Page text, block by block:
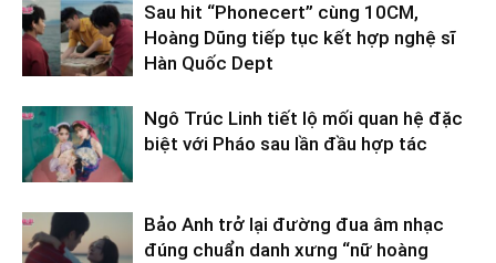
Sau hit “Phonecert” cùng 10CM,
Hoàng Dũng tiếp tục kết hợp nghệ sĩ
Hàn Quốc Dept
Ngô Trúc Linh tiết lộ mối quan hệ đặc
biệt với Pháo sau lần đầu hợp tác
Bảo Anh trở lại đường đua âm nhạc
đúng chuẩn danh xưng “nữ hoàng